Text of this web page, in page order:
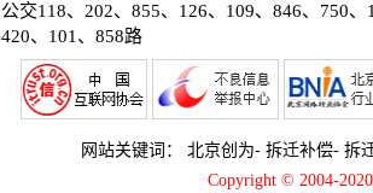
公交118、202、855、126、109、846、750、
420、101、858路
网站关键词： 北京创为- 拆迁补偿- 拆
Copyright © 2004-